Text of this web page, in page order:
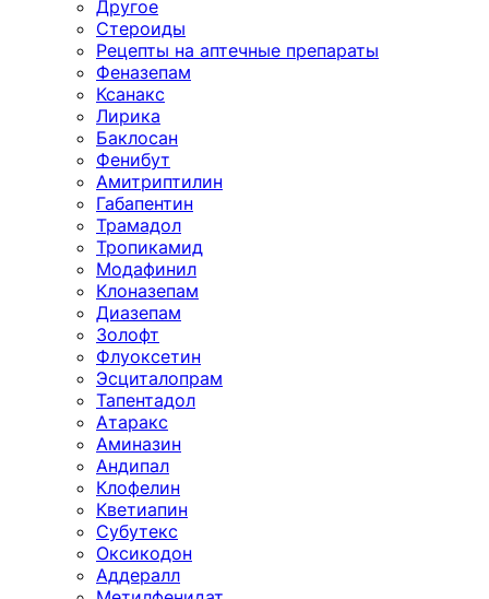
Другое
Стероиды
Рецепты на аптечные препараты
Феназепам
Ксанакс
Лирика
Баклосан
Фенибут
Амитриптилин
Габапентин
Трамадол
Тропикамид
Модафинил
Клоназепам
Диазепам
Золофт
Флуоксетин
Эсциталопрам
Тапентадол
Атаракс
Аминазин
Андипал
Клофелин
Кветиапин
Субутекс
Оксикодон
Аддералл